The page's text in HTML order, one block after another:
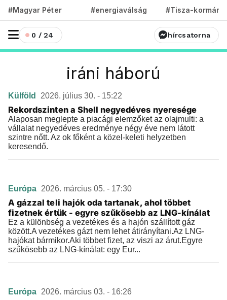
#Magyar Péter #energiaválság #Tisza-kormány
0 / 24 hírcsatorna
iráni háború
Külföld 2026. július 30. - 15:22
Rekordszinten a Shell negyedéves nyeresége
Alaposan meglepte a piacági elemzőket az olajmulti: a
vállalat negyedéves eredménye négy éve nem látott
szintre nőtt. Az ok főként a közel-keleti helyzetben
keresendő.
Európa 2026. március 05. - 17:30
A gázzal teli hajók oda tartanak, ahol többet
fizetnek értük - egyre szűkösebb az LNG-kínálat
Ez a különbség a vezetékes és a hajón szállított gáz
között.A vezetékes gázt nem lehet átirányítani.Az LNG-
hajókat bármikor.Aki többet fizet, az viszi az árut.Egyre
szűkösebb az LNG-kínálat: egy Eur...
Európa 2026. március 03. - 16:26